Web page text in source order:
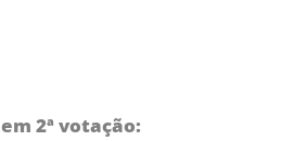
em 2ª votação: